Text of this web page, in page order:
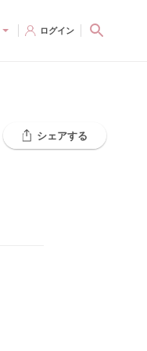
ログイン
シェアする